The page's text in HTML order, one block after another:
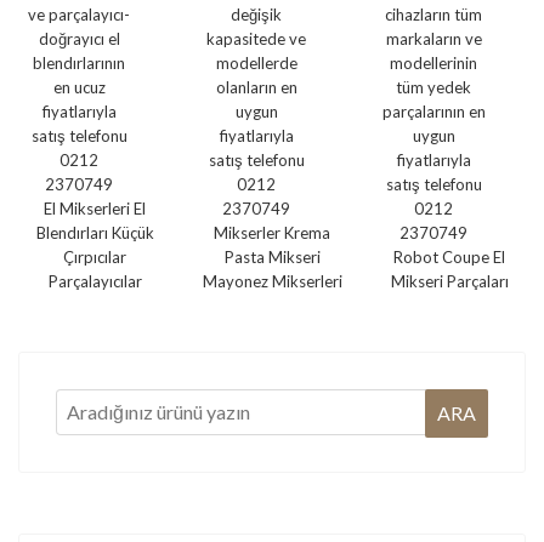
El Mikserleri El
Blendırları Küçük
Çırpıcılar
Parçalayıcılar
Mikserler Krema
Pasta Mikseri
Mayonez Mikserleri
Robot Coupe El
Mikseri Parçaları